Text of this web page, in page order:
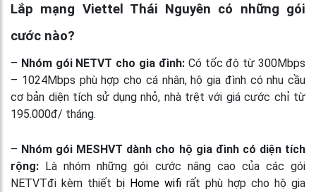
Lắp mạng Viettel Thái Nguyên có những gói
cước nào?
– Nhóm gói NETVT cho gia đình:Có tốc độ từ 300Mbps
– 1024Mbps phù hợp cho cá nhân, hộ gia đình có nhu cầu
cơ bản diện tích sử dụng nhỏ, nhà trệt với giá cước chỉ từ
195.000đ/ tháng.
– Nhóm gói MESHVT dành cho hộ gia đình có diện tích
rộng: Là nhóm những gói cước nâng cao của các gói
NETVTđi kèm thiết bị Home wif rất phù hợp cho hộ gia